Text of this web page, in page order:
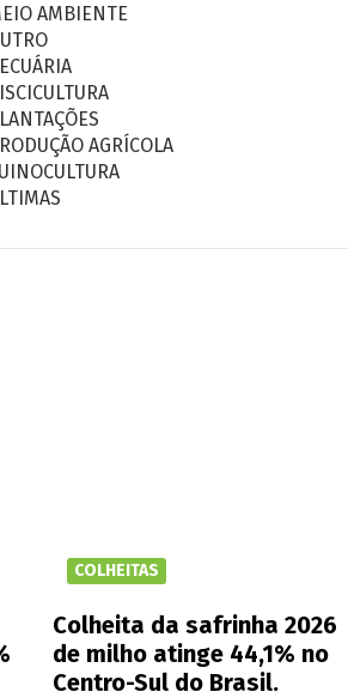
AMBIENTE
AGRÍCOLA
COLHEITAS
Colheita da safrinha 2026
de milho atinge 44,1% no
Centro-Sul do Brasil.